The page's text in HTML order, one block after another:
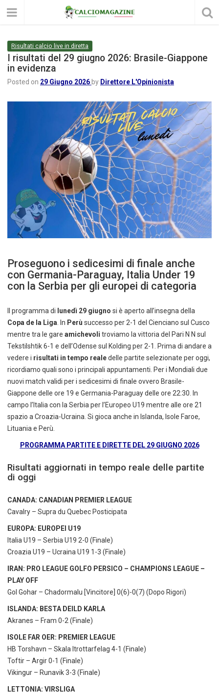
Risultati calcio live in diretta
I risultati del 29 giugno 2026: Brasile-Giappone
in evidenza
Posted on 29 Giugno 2026 by Direttore L'Opinionista
Proseguono i sedicesimi di finale anche
con Germania-Paraguay, Italia Under 19
con la Serbia per gli europei di categoria
Il programma di lunedì 29 giugno si è aperto all’insegna della
Copa de la Liga . In Perù successo per 2-1 del Cienciano sul Cusco
mentre tra le gare amichevoli troviamo la vittoria del Pari N N sul
Tekstilshtik 6-1 e dell’Odense sul Kolding per 2-1. Prima di andare a
vedere i risultati in tempo realedelle partite selezionate per oggi,
ricordiamo quali sono i principali appuntamenti. Per i Mondiali due
nuovi match validi per i sedicesimi di finale ovvero Brasile-
Giappone delle ore 19 e Germania-Paraguay delle ore 22:30. In
campo l’Italia con la Serbia per l’Europeo U19 mentre alle ore 21
spazio a Croazia-Ucraina. Si gioca anche in Islanda, Isole Faroe,
Lituania e Perù.
PROGRAMMA PARTITE E DIRETTE DEL 29 GIUGNO 2026
Risultati aggiornati in tempo reale delle partite
di oggi
CANADA: CANADIAN PREMIER LEAGUE
Cavalry – Supra du Quebec Posticipata
EUROPA: EUROPEI U19
Italia U19 – Serbia U19 2-0 (Finale)
Croazia U19 – Ucraina U19 1-3 (Finale)
IRAN: PRO LEAGUE GOLFO PERSICO – CHAMPIONS LEAGUE –
PLAY OFF
Gol Gohar – Chadormalu [Vincitore] 0(6)-0(7) (Dopo Rigori)
ISLANDA: BESTA DEILD KARLA
Akranes – Fram 0-2 (Finale)
ISOLE FAR OER: PREMIER LEAGUE
HB Torshavn – Skala Itrottarfelag 4-1 (Finale)
Toftir – Argir 0-1 (Finale)
Vikingur – Runavik 3-3 (Finale)
LETTONIA: VIRSLIGA